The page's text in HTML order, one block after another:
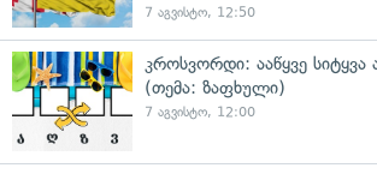
7 აგვისტო, 12:50
კროსვორდი: ააწყვე
(თემა: ზაფხული)
7 აგვისტო, 12:00